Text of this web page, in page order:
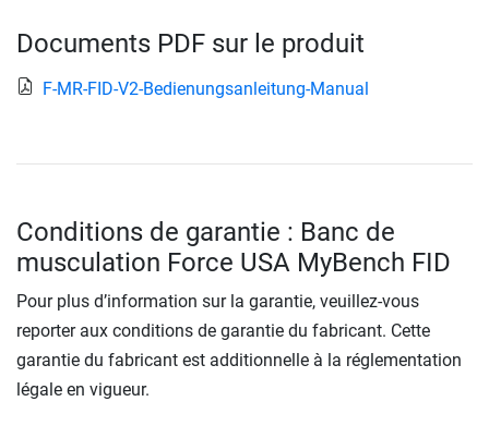
Documents PDF sur le produit
F-MR-FID-V2-Bedienungsanleitung-Manual
Conditions de garantie : Banc de
musculation Force USA MyBench FID
Pour plus d’information sur la garantie, veuillez-vous
reporter aux conditions de garantie du fabricant. Cette
garantie du fabricant est additionnelle à la réglementation
légale en vigueur.